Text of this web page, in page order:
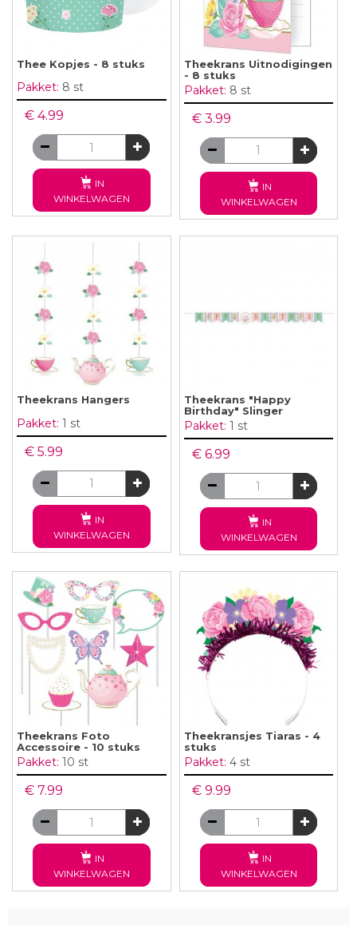
Thee Kopjes - 8 stuks
Pakket: 8 st
€ 4.99
IN
WINKELWAGEN
Theekrans Uitnodigingen
- 8 stuks
Pakket: 8 st
€ 3.99
IN
WINKELWAGEN
Theekrans Hangers
Pakket: 1 st
€ 5.99
IN
WINKELWAGEN
Theekrans "Happy
Birthday" Slinger
Pakket: 1 st
€ 6.99
IN
WINKELWAGEN
Theekrans Foto
Accessoire - 10 stuks
Pakket: 10 st
€ 7.99
IN
WINKELWAGEN
Theekransjes Tiaras - 4
stuks
Pakket: 4 st
€ 9.99
IN
WINKELWAGEN